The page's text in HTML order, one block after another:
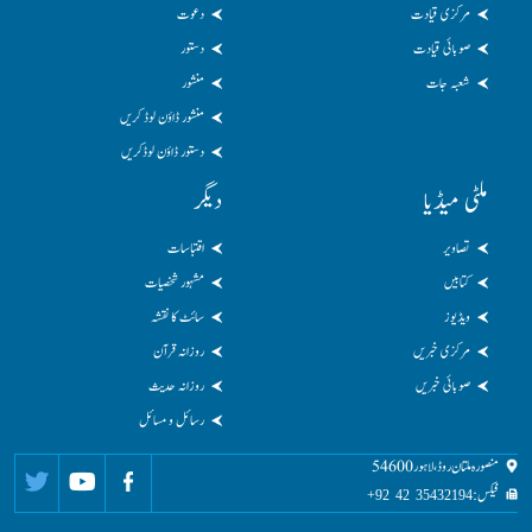
مرکزی قیادت
صوبائی قیادت
شعبہ جات
دعوت
دستور
منشور
منشور ڈاؤن لوڈ کریں
دستور ڈاؤن لوڈکریں
ملٹی میڈیا
تصاویر
کتابیں
ویڈیوز
مرکزی خبریں
صوبائی خبریں
دیگر
اقتباسات
مشہور شخصیات
سائٹ کا نقشہ
روزانہ قرآن
روزانہ حدیث
رسائل و مسائل
منصورہ ملتان روڈ، لاہور 54600
فیکس:35432194 42 92+